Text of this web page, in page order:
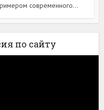
современного...
по сайту